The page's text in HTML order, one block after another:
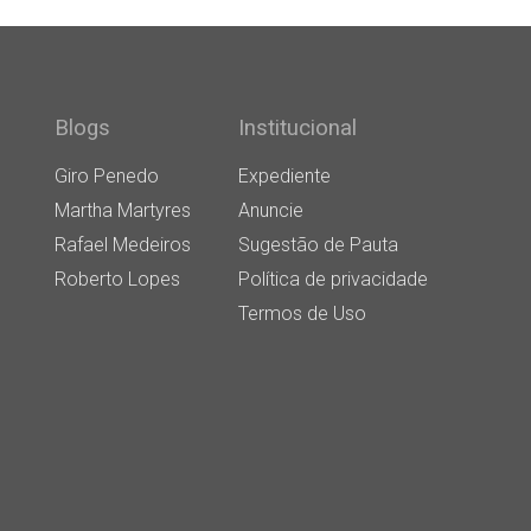
Blogs
Giro Penedo
Martha Martyres
Rafael Medeiros
Roberto Lopes
Institucional
Expediente
Anuncie
Sugestão de Pauta
Política de privacidade
Termos de Uso